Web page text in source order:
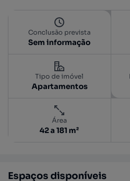
Conclusão prevista
Sem informação
Tipo de imóvel
Apartamentos
Área
42 a 181 m²
Espaços disponíveis